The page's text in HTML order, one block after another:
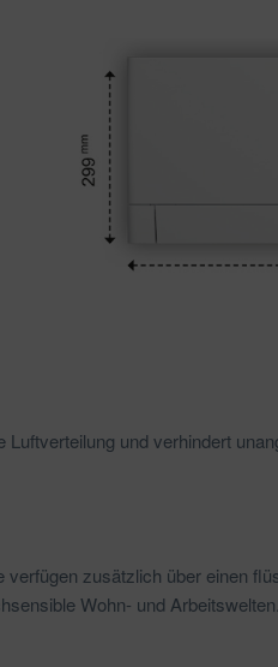
Luftverteilung und verhindert
verfügen zusätzlich über einen
Wohn- und Arbeitswelten.